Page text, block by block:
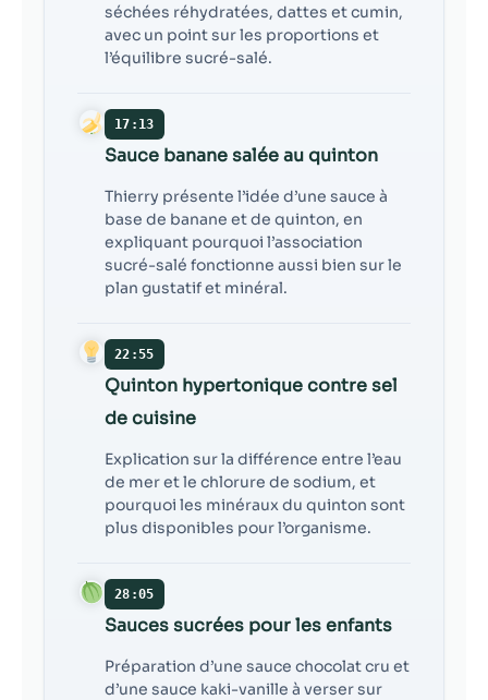
séchées réhydratées, dattes et cumin,
avec un point sur les proportions et
l’équilibre sucré-salé.
17:13
Sauce banane salée au quinton
Thierry présente l’idée d’une sauce à
base de banane et de quinton, en
expliquant pourquoi l’association
sucré-salé fonctionne aussi bien sur le
plan gustatif et minéral.
22:55
Quinton hypertonique contre sel
de cuisine
Explication sur la différence entre l’eau
de mer et le chlorure de sodium, et
pourquoi les minéraux du quinton sont
plus disponibles pour l’organisme.
28:05
Sauces sucrées pour les enfants
Préparation d’une sauce chocolat cru et
d’une sauce kaki-vanille à verser sur